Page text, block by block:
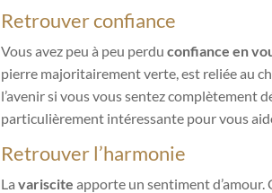
Retrouver confiance
Vous avez peu à peu perdu confiance en
pierre majoritairement verte, est reliée au
l’avenir si vous vous sentez complètement
particulièrement intéressante pour vous
Retrouver l’harmonie
La variscite apporte un sentiment d’amour.